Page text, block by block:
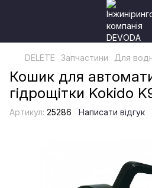
DELETE Запчастини Для
Кошик для
гідрощітки Kokido
Артикул: 25286 Написати відгук